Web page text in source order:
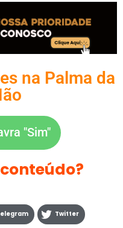
na Palma da
"Sim"
Twitter